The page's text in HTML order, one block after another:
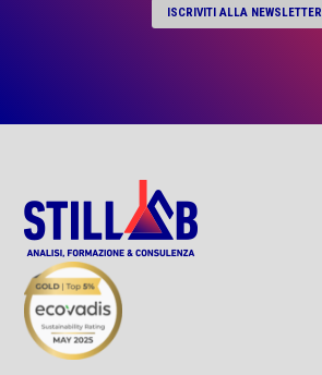
ISCRIVITI ALLA NEWSLETTER